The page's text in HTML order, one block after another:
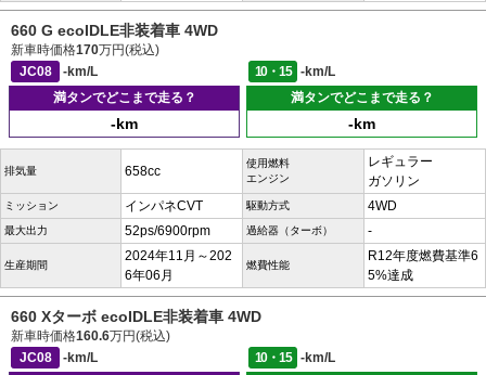
660 G ecoIDLE非装着車 4WD
新車時価格170万円(税込)
JC08
-km/L 10・15
-km/L
満タンでどこまで走る？
-km
満タンでどこまで走る？
-km
排気量 658cc
使用燃料
エンジン
レギュラー
ガソリン
ミッション インパネCVT 駆動方式 4WD
最大出力 52ps/6900rpm 過給器（ターボ） -
生産期間
2024年11月～202
6年06月
燃費性能
R12年度燃費基準6
5%達成
660 Xターボ ecoIDLE非装着車 4WD
新車時価格160.6万円(税込)
JC08
-km/L 10・15
-km/L